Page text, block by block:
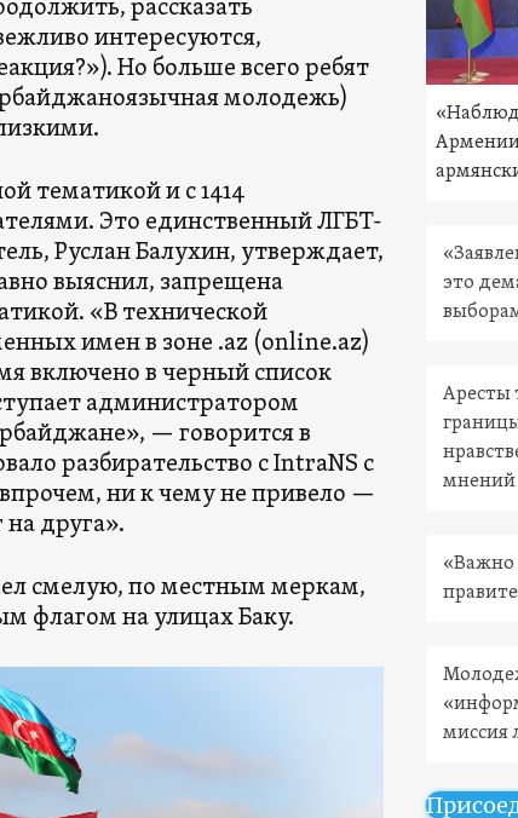
рассказать
интересуются,
Но больше всего ребят
молодежь)
тематикой и с 1414
Это единственный ЛГБТ-
Руслан Балухин, утверждает,
выяснил, запрещена
«В технической
имен в зоне .az (online.az)
включено в черный список
администратором
— говорится в
разбирательство с IntraNS с
ни к чему не привело —
друга».
смелую, по местным меркам,
флагом на улицах Баку.
Армении
это
Аресты
мнений
«Важно
миссия